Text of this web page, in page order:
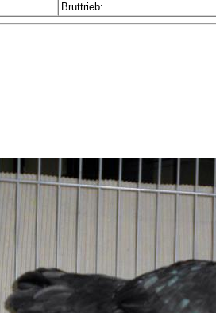
Bruttrieb: